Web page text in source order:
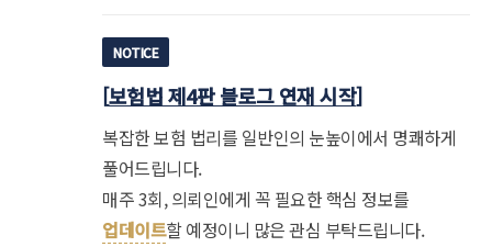
NOTICE
[보험법 제4판 블로그 연재 시작]
복잡한 보험 법리를 일반인의 눈높이에서 명쾌하게
풀어드립니다.
매주 3회, 의뢰인에게 꼭 필요한 핵심 정보를
업데이트할 예정이니 많은 관심 부탁드립니다.